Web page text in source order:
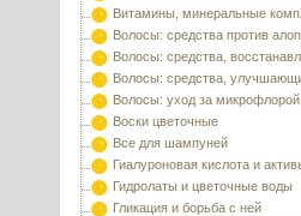
Витамины, минеральные
Волосы: средства против
Волосы: средства,
Волосы: средства,
Волосы: уход за
Воски цветочные
Все для шампуней
Гиалуроновая кислота и
Гидролаты и цветочные воды
Гликация и борьба с ней